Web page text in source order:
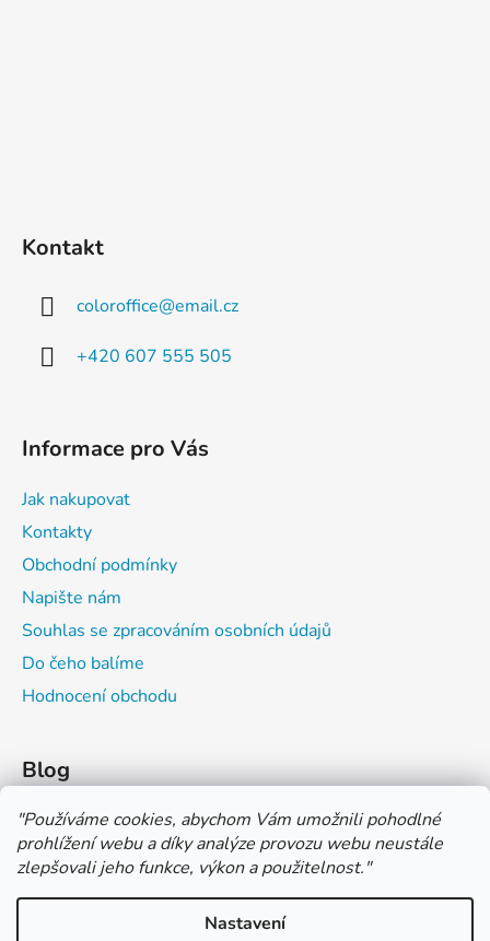
"Používáme cookies, abychom Vám umožnili pohodlné
prohlížení webu a díky analýze provozu webu neustále
zlepšovali jeho funkce, výkon a použitelnost."
Nastavení
*** TUČNĚ ZVÝRAZNĚNÁ CENA U PRODUKTU JE CENA BEZ DPH
Kontakt
coloroffice@email.cz
+420 607 555 505
Informace pro Vás
Jak nakupovat
Kontakty
Obchodní podmínky
Napište nám
Souhlas se zpracováním osobních údajů
Do čeho balíme
Hodnocení obchodu
Blog
Čím můžeš psát do sešitu?
Jak na číslování sešitů
Značení tvrdosti grafitových tužek